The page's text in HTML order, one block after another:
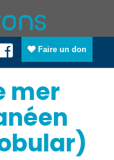
Faire un don
mer